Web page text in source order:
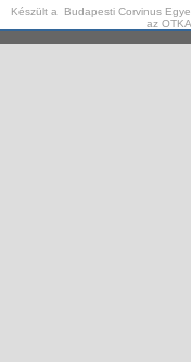
Készült a Budapesti Corvinus
az